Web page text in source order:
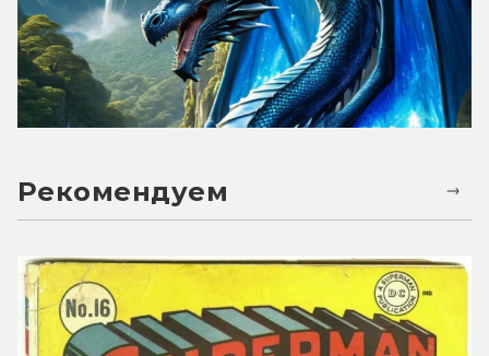
Рекомендуем